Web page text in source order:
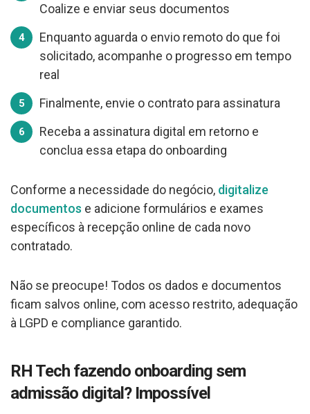
Coalize e enviar seus documentos
Enquanto aguarda o envio remoto do que foi
solicitado, acompanhe o progresso em tempo
real
Finalmente, envie o contrato para assinatura
Receba a assinatura digital em retorno e
conclua essa etapa do onboarding
Conforme a necessidade do negócio, digitalize
documentos e adicione formulários e exames
específicos à recepção online de cada novo
contratado.
Não se preocupe! Todos os dados e documentos
ficam salvos online, com acesso restrito, adequação
à LGPD e compliance garantido.
RH Tech fazendo onboarding sem
admissão digital? Impossível